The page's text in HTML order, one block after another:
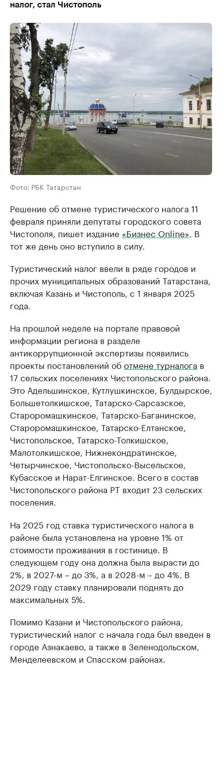
налог, стал Чистополь
Фото: РБК Татарстан
Решение об отмене туристического налога 11
февраля приняли депутаты городского совета
Чистополя, пишет издание «Бизнес Online» . В
тот же день оно вступило в силу.
Туристический налог ввели в ряде городов и
прочих муниципальных образований Татарстана,
включая Казань и Чистополь, с 1 января 2025
года.
На прошлой неделе на портале правовой
информации региона в разделе
антикоррупционной экспертизы появились
проекты постановлений оботмене турналога в
17 сельских поселениях Чистопольского района.
Это Адельшинское, Кутлушкинское, Булдырское,
Большетолкишское, Татарско-Сарсазское,
Староромашкинское, Татарско-Баганинское,
Староромашкинское, Татарско-Елтанское,
Чистопольское, Татарско-Толкишское,
Малотолкишское, Нижнекондратинское,
Четырчинское, Чистопольско-Высельское,
Кубасское и Нарат-Елгинское. Всего в состав
Чистопольского района РТ входит 23 сельских
поселения.
На 2025 год ставка туристического налога в
районе была установлена на уровне 1% от
стоимости проживания в гостинице. В
следующем году она должна была вырасти до
2%, в 2027-м – до 3%, а в 2028-м – до 4%. В
2029 году ставку планировали поднять до
максимальных 5%.
Помимо Казани и Чистопольского района,
туристический налог с начала года был введен в
городе Азнакаево, а также в Зеленодольском,
Менделеевском и Спасском районах.